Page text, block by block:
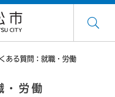
ある質問：就職・労働
・労働